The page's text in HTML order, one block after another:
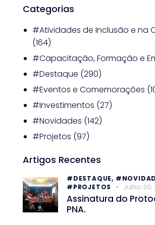
Categorias
#Atividades de Inclusão e na
(164)
#Capacitação, Formação e
#Destaque (290)
#Eventos e Comemorações
#Investimentos (27)
#Novidades (142)
#Projetos (97)
Artigos Recentes
#DESTAQUE,
#PROJETOS
Julho 30,
Assinatura do
PNA.